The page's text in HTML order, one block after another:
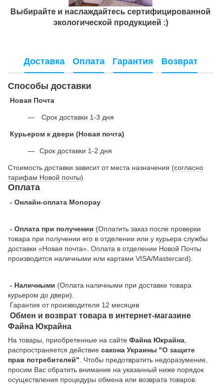
Выбирайте и наслаждайтесь сертифицированной
экологической продукцией :)
Доставка Оплата Гарантия Возврат
Способы доставки
Новая Почта
Срок доставки 1-3 дня
Курьером к двери (Новая почта)
Срок доставки 1-2 дня
Стоимость доставки зависит от места назначения (согласно
тарифам Новой почты)
Оплата
- Онлайн-оплата Monopay
- Оплата при получении (Оплатить заказ после проверки
товара при получении его в отделении или у курьера службы
доставки «Новая почта». Оплата в отделении Новой Почты
производится наличными или картами VISA/Mastercard).
- Наличными (Оплата наличными при доставке товара
курьером до двери).
Гарантия от производителя 12 месяцев
Обмен и возврат товара в интернет-магазине
Файна Юкрайна
На товары, приобретенные на сайте Файна Юкрайна
распространяется действие cакона Украины "О защите
прав потребителей" . Чтобы предотвратить недоразумение,
просим Вас обратить внимание на указанный ниже порядок
осуществления процедуры обмена или возврата товаров.